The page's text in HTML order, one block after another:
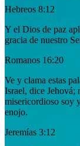
Hebreos 8:12
Y el Dios de paz
gracia de nuestro
Romanos 16:20
Ve y clama estas
Israel, dice Jehová;
misericordioso soy
enojo.
Jeremías 3:12